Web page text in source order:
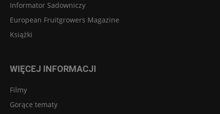
Informator Sadowniczy
European Fruitgrowers Magazine
Książki
WIĘCEJ INFORMACJI
Filmy
Gorące tematy